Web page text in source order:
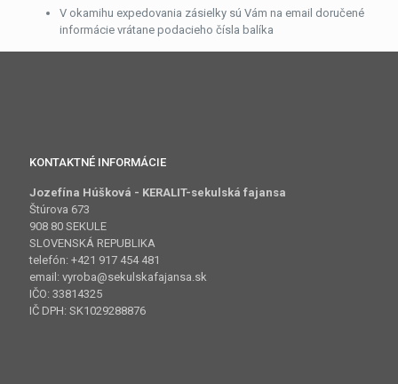
V okamihu expedovania zásielky sú Vám na email doručené
informácie vrátane podacieho čísla balíka
KONTAKTNÉ INFORMÁCIE
Jozefína Húšková - KERALIT-sekulská fajansa
Štúrova 673
908 80 SEKULE
SLOVENSKÁ REPUBLIKA
telefón: +421 917 454 481
email: vyroba@sekulskafajansa.sk
IČO: 33814325
IČ DPH: SK1029288876